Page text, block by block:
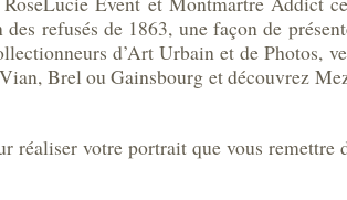
refusés de 1863, une façon de
d’Art Urbain et de Photos,
Brel ou Gainsbourg et découvrez
votre portrait que vous remettre